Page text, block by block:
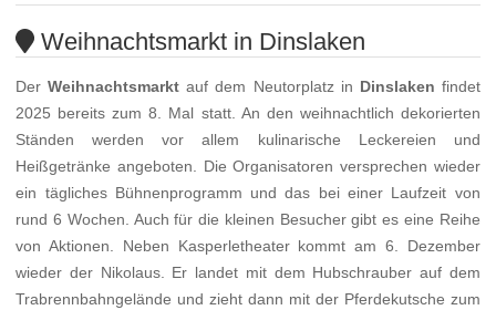
Weihnachtsmarkt in Dinslaken
DerWeihnachtsmarkt auf dem Neutorplatz in Dinslaken findet
2025 bereits zum 8. Mal statt. An den weihnachtlich dekorierten
Ständen werden vor allem kulinarische Leckereien und
Heißgetränke angeboten. Die Organisatoren versprechen wieder
ein tägliches Bühnenprogramm und das bei einer Laufzeit von
rund 6 Wochen. Auch für die kleinen Besucher gibt es eine Reihe
von Aktionen. Neben Kasperletheater kommt am 6. Dezember
wieder der Nikolaus. Er landet mit dem Hubschrauber auf dem
Trabrennbahngelände und zieht dann mit der Pferdekutsche zum